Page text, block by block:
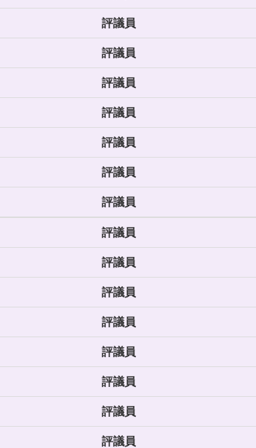
評議員
評議員
評議員
評議員
評議員
評議員
評議員
評議員
評議員
評議員
評議員
評議員
評議員
評議員
評議員